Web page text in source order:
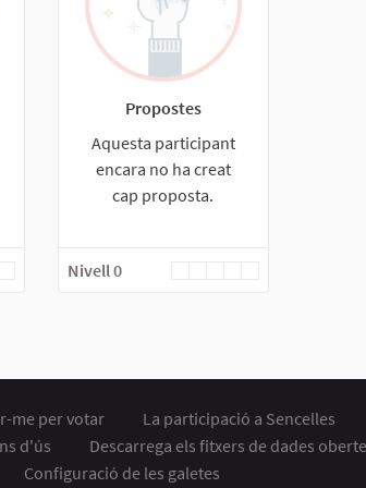
Propostes
Aquesta participant
encara no ha creat
cap proposta.
Nivell 0
me per votar
La participació a Sencelles
d'ús
Descarrega els fitxers de dades
Configuració de les galetes